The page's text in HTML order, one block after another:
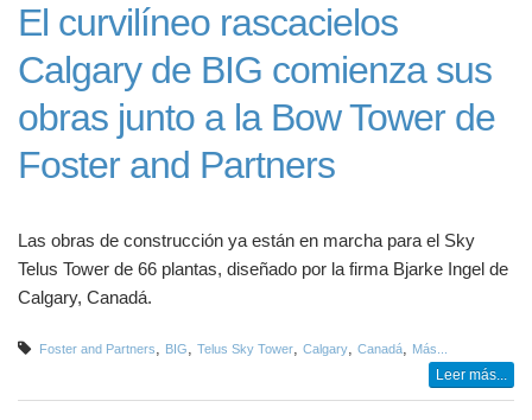
El curvilíneo rascacielos
Calgary de BIG comienza sus
obras junto a la Bow Tower de
Foster and Partners
Las obras de construcción ya están en marcha para el Sky
Telus Tower de 66 plantas, diseñado por la firma Bjarke Ingel de
Calgary, Canadá.
Foster and Partners, BIG, Telus Sky Tower, Calgary, Canadá, Más...
Leer más...